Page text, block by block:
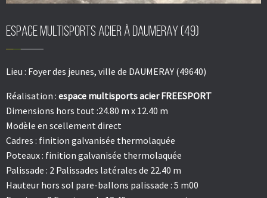
Espace multisports acier à DAUMERAY (49)
Lieu : Foyer des jeunes, ville de DAUMERAY (49640)
Réalisation : espace multisports acier FREESPORT
Dimensions hors tout :24.80 m x 12.40 m
Modèle en scellement direct
Cadres : finition galvanisée thermolaquée
Poteaux : finition galvanisée thermolaquée
Palissade : 2 Palissades latérales de 22.40 m
Hauteur hors sol pare-ballons palissade : 5 m00